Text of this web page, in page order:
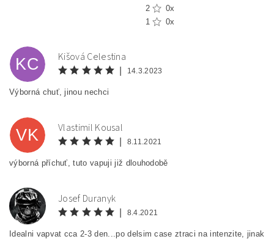
2
0x
1
0x
KC Kišová Celestina
14.3.2023
Výborná chuť, jinou nechci
VK Vlastimil Kousal
8.11.2021
výborná příchuť, tuto vapuji již dlouhodobě
JD Josef Duranyk
8.4.2021
Idealni vapvat cca 2-3 den...po delsim case ztraci na intenzite, jinak